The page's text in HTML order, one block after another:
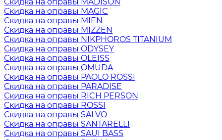
Скидка на оправы MAGIC
Скидка на оправы MIEN
Скидка на оправы MIZZEN
Скидка на оправы NIKPHOROS TITANIUM
Скидка на оправы ODYSEY
Скидка на оправы OLEISS
Скидка на оправы OMUDA
Скидка на оправы PAOLO ROSSI
Скидка на оправы PARADISE
Скидка на оправы RICH PERSON
Скидка на оправы ROSSI
Скидка на оправы SALVO
Скидка на оправы SANTARELLI
Скидка на оправы SAUI BASS